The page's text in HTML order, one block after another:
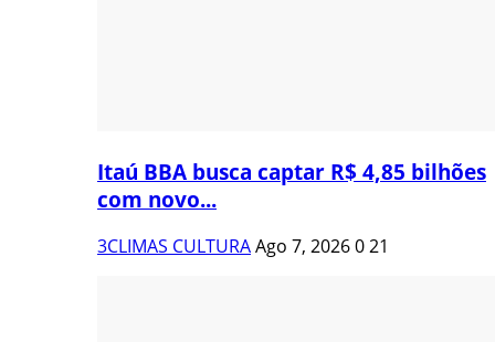
Itaú BBA busca captar R$ 4,85 bilhões
com novo...
3CLIMAS CULTURAAgo 7, 2026021